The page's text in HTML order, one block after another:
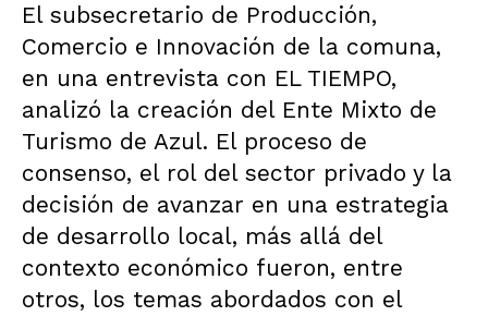
El subsecretario de Producción,
Comercio e Innovación de la comuna,
en una entrevista con EL TIEMPO,
analizó la creación del Ente Mixto de
Turismo de Azul. El proceso de
consenso, el rol del sector privado y la
decisión de avanzar en una estrategia
de desarrollo local, más allá del
contexto económico fueron, entre
otros, los temas abordados con el